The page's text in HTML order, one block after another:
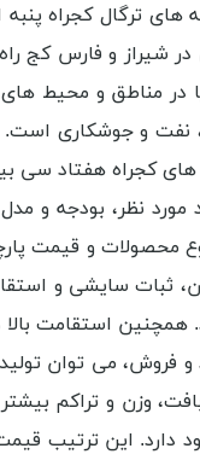
کجراه پنبه
در شیراز و فارس
در مناطق و محیط
و جوشکاری
های کجراه
نظر، بودجه و
محصولات و قیمت
سایشی و
همچنین استقامت
فروش، می توان
وزن و تراکم
این ترتیب